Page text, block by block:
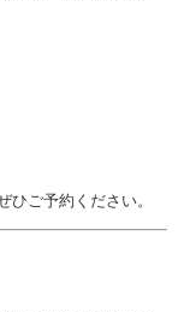
ひご予約ください。